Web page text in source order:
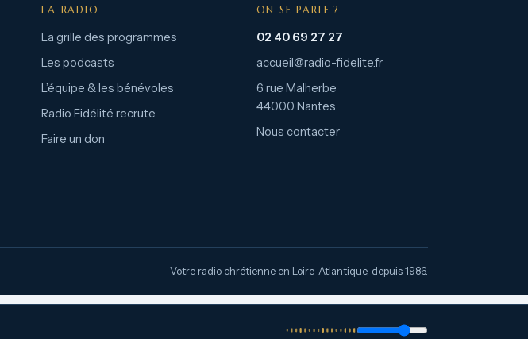
LA RADIO
La grille des programmes
Les podcasts
L’équipe & les bénévoles
Radio Fidélité recrute
Faire un don
ON SE PARLE ?
02 40 69 27 27
accueil@radio-fidelite.fr
6 rue Malherbe
44000 Nantes
Nous contacter
Votre radio chrétienne en Loire-Atlantique, depuis 1986.